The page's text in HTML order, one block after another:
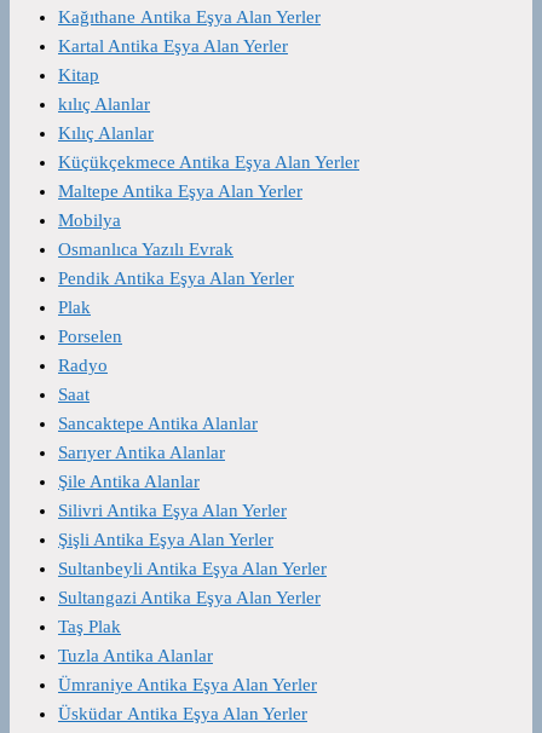
Kağıthane Antika Eşya Alan Yerler
Kartal Antika Eşya Alan Yerler
Kitap
kılıç Alanlar
Kılıç Alanlar
Küçükçekmece Antika Eşya Alan Yerler
Maltepe Antika Eşya Alan Yerler
Mobilya
Osmanlıca Yazılı Evrak
Pendik Antika Eşya Alan Yerler
Plak
Porselen
Radyo
Saat
Sancaktepe Antika Alanlar
Sarıyer Antika Alanlar
Şile Antika Alanlar
Silivri Antika Eşya Alan Yerler
Şişli Antika Eşya Alan Yerler
Sultanbeyli Antika Eşya Alan Yerler
Sultangazi Antika Eşya Alan Yerler
Taş Plak
Tuzla Antika Alanlar
Ümraniye Antika Eşya Alan Yerler
Üsküdar Antika Eşya Alan Yerler